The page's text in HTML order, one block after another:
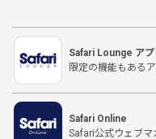
Safari Lounge アプ
限定の機能もある
Safari Online
Safari公式ウェブマ